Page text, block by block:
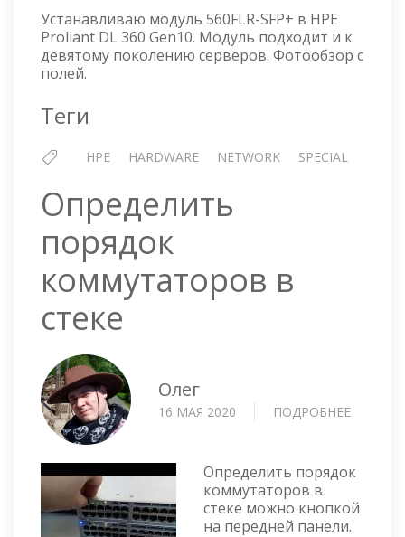
—
УСТАНОВКА
560FLR-
SFP+
Устанавливаю модуль 560FLR-SFP+ в HPE
Proliant DL 360 Gen10. Модуль подходит и к
девятому поколению серверов. Фотообзор с
полей.
Теги
HPE HARDWARE NETWORK SPECIAL
Определить
порядок
коммутаторов в
стеке
Олег
16 МАЯ 2020 ПОДРОБНЕЕ
СТЕКЕ
Определить порядок
коммутаторов в
стеке можно кнопкой
на передней панели.